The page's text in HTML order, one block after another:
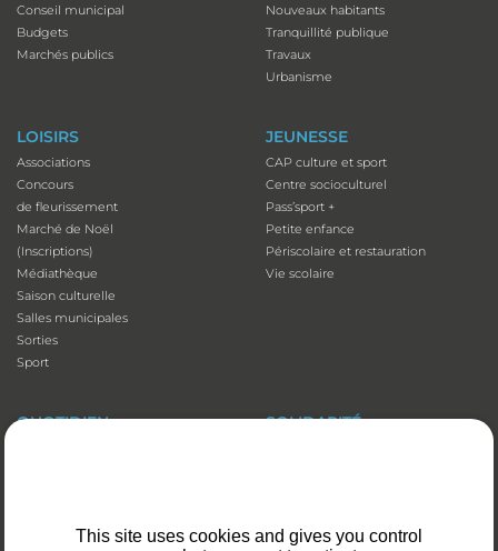
Conseil municipal
Budgets
Marchés publics
Nouveaux habitants
Tranquillité publique
Travaux
Urbanisme
LOISIRS
Associations
Concours
de fleurissement
Marché de Noël
(Inscriptions)
Médiathèque
Saison culturelle
Salles municipales
Sorties
Sport
JEUNESSE
CAP culture et sport
Centre socioculturel
Pass’sport +
Petite enfance
Périscolaire et restauration
Vie scolaire
QUOTIDIEN
Cimetières
SOLIDARITÉ
CCAS
This site uses cookies and gives you control